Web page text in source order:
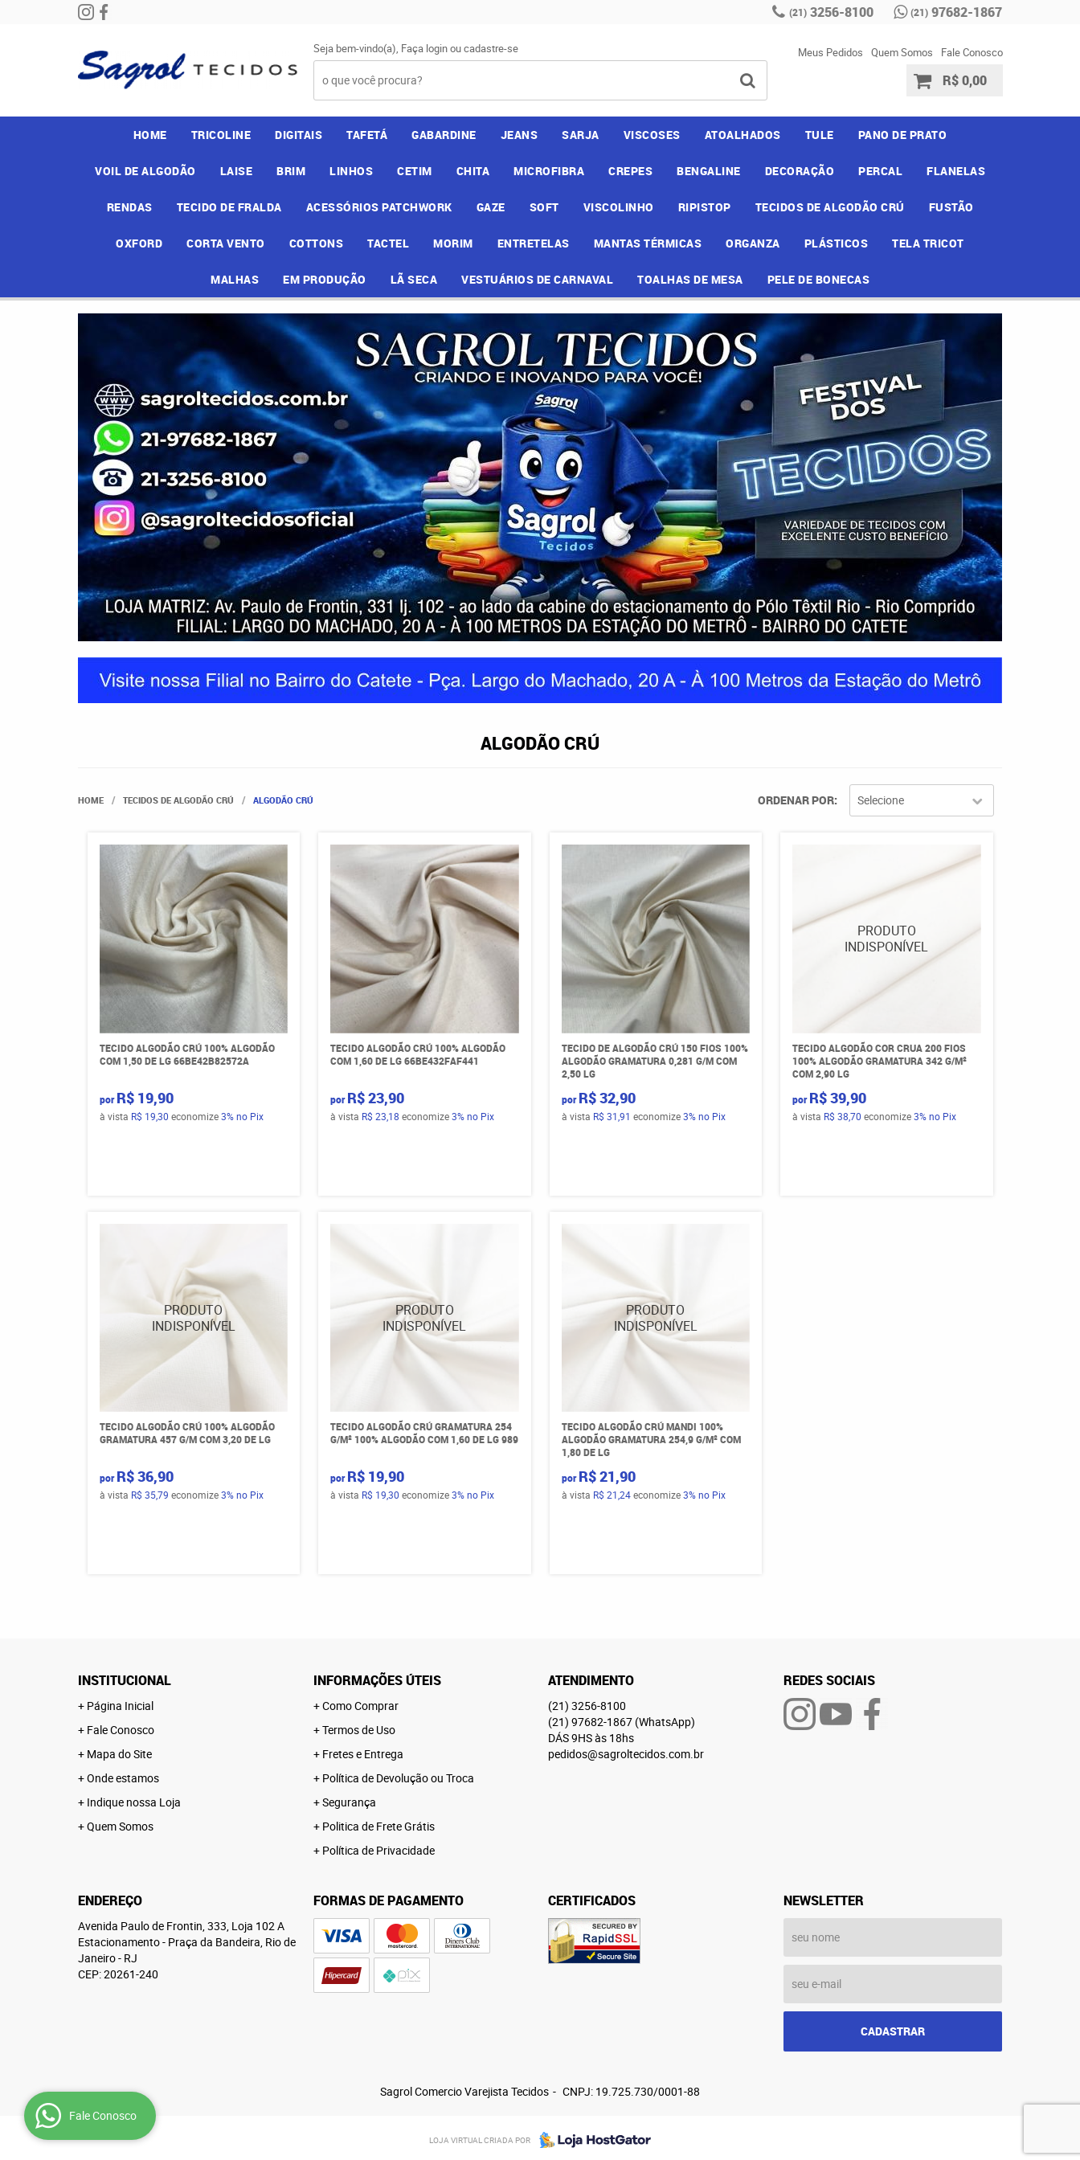
(21) 3256-8100 (21) 97682-1867
Seja bem-vindo(a), Faça loginoucadastre-se Meus Pedidos Quem Somos Fale Conosco
R$ 0,00
HOME TRICOLINE DIGITAIS TAFETÁ GABARDINE JEANS SARJA VISCOSES ATOALHADOS TULE PANO DE PRATO
VOIL DE ALGODÃO LAISE BRIM LINHOS CETIM CHITA MICROFIBRA CREPES BENGALINE DECORAÇÃO PERCAL FLANELAS
RENDAS TECIDO DE FRALDA ACESSÓRIOS PATCHWORK GAZE SOFT VISCOLINHO RIPISTOP TECIDOS DE ALGODÃO CRÚ FUSTÃO
OXFORD CORTA VENTO COTTONS TACTEL MORIM ENTRETELAS MANTAS TÉRMICAS ORGANZA PLÁSTICOS TELA TRICOT
MALHAS EM PRODUÇÃO LÃ SECA VESTUÁRIOS DE CARNAVAL TOALHAS DE MESA PELE DE BONECAS
ALGODÃO CRÚ
HOME TECIDOS DE ALGODÃO CRÚ ALGODÃO CRÚ ORDENAR POR Selecione
TECIDO ALGODÃO CRÚ 100% ALGODÃO
COM 1,50 DE LG 66BE42B82572A
por R$ 19,90
à vista R$ 19,30 economize3% no Pix
TECIDO ALGODÃO CRÚ 100% ALGODÃO
COM 1,60 DE LG 66BE432FAF441
por R$ 23,90
à vista R$ 23,18 economize3%no Pix
TECIDO DE ALGODÃO CRÚ 150 FIOS 100%
ALGODÃO GRAMATURA 0,281 G/M COM
2,50 LG
por R$ 32,90
à vista R$ 31,91 economize3% no Pix
TECIDO ALGODÃO COR CRUA 200 FIOS
100% ALGODÃO GRAMATURA 342 G/M²
COM 2,90 LG
por R$ 39,90
à vista R$ 38,70 economize3%no Pix
TECIDO ALGODÃO CRÚ 100% ALGODÃO
GRAMATURA 457 G/M COM 3,20 DE LG
por R$ 36,90
à vista R$ 35,79 economize3% no Pix
TECIDO ALGODÃO CRÚ GRAMATURA 254
G/M² 100% ALGODÃO COM 1,60 DE LG 989
por R$ 19,90
à vista R$ 19,30 economize3%no Pix
TECIDO ALGODÃO CRÚ MANDI 100%
ALGODÃO GRAMATURA 254,9 G/M² COM
1,80 DE LG
por R$ 21,90
à vista R$ 21,24economize3% no Pix
INSTITUCIONAL
Página Inicial
Fale Conosco
Mapa do Site
Onde estamos
Indique nossa Loja
Quem Somos
INFORMAÇÕES ÚTEIS
Como Comprar
Termos de Uso
Fretes e Entrega
Política de Devolução ou Troca
Segurança
Politica de Frete Grátis
Política de Privacidade
ATENDIMENTO
(21) 3256-8100
(21) 97682-1867 (WhatsApp)
DÁS 9HS às 18hs
pedidos@sagroltecidos.com.br
REDES SOCIAIS
ENDEREÇO
Avenida Paulo de Frontin, 333, Loja 102 A
Estacionamento- Praça da Bandeira, Rio de
Janeiro- RJ
CEP: 20261-240
FORMAS DE PAGAMENTO CERTIFICADOS NEWSLETTER
CADASTRAR
Sagrol Comercio Varejista Tecidos CNPJ: 19.725.730/0001-88
LOJA VIRTUAL CRIADA POR
Fale Conosco